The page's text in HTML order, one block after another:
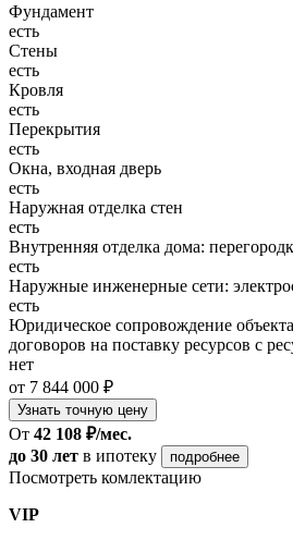
Фундамент
есть
Стены
есть
Кровля
есть
Перекрытия
есть
Окна, входная дверь
есть
Наружная отделка стен
есть
Внутренняя отделка дома:
есть
Наружные инженерные сети:
есть
Юридическое сопровождение
договоров на поставку ресурсов с
нет
от 7 844 000 ₽
Узнать точную цену
От 42 108 ₽/мес.
до 30 лет в ипотеку подробнее
Посмотреть комлектацию
VIP